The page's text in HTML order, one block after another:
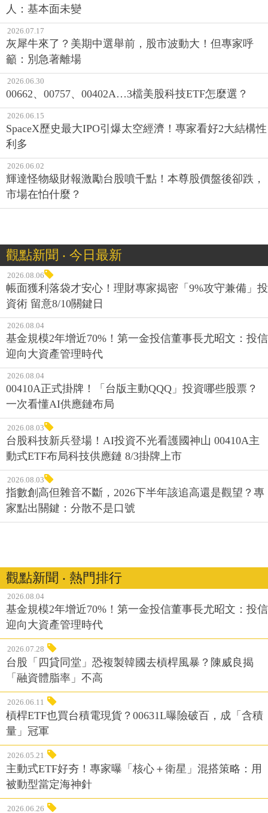
人：基本面未變
2026.07.17
灰犀牛來了？美期中選舉前，股市波動大！但專家呼
籲：別急著離場
2026.06.30
00662、00757、00402A…3檔美股科技ETF怎麼選？
2026.06.15
SpaceX歷史最大IPO引爆太空經濟！專家看好2大結構性
利多
2026.06.02
輝達怪物級財報激勵台股噴千點！本尊股價盤後卻跌，
市場在怕什麼？
觀點新聞 ‧ 今日最新
2026.08.06
帳面獲利落袋才安心！理財專家揭密「9%攻守兼備」投
資術 留意8/10關鍵日
2026.08.04
基金規模2年增近70%！第一金投信董事長尤昭文：投信
迎向大資產管理時代
2026.08.04
00410A正式掛牌！「台版主動QQQ」投資哪些股票？
一次看懂AI供應鏈布局
2026.08.03
台股科技新兵登場！AI投資不光看護國神山 00410A主
動式ETF布局科技供應鏈 8/3掛牌上市
2026.08.03
指數創高但雜音不斷，2026下半年該追高還是觀望？專
家點出關鍵：分散不是口號
觀點新聞 ‧ 熱門排行
2026.08.04
基金規模2年增近70%！第一金投信董事長尤昭文：投信
迎向大資產管理時代
2026.07.28
台股「四貸同堂」恐複製韓國去槓桿風暴？陳威良揭
「融資體脂率」不高
2026.06.11
槓桿ETF也買台積電現貨？00631L曝險破百，成「含積
量」冠軍
2026.05.21
主動式ETF好夯！專家曝「核心＋衛星」混搭策略：用
被動型當定海神針
2026.06.26